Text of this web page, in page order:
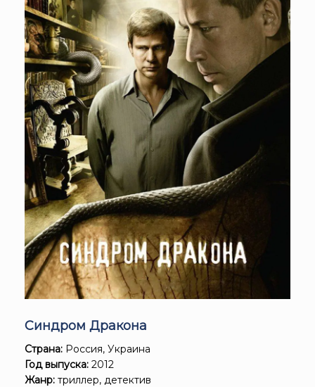
Синдром Дракона
Страна: Россия, Украина
Год выпуска: 2012
Жанр: триллер, детектив